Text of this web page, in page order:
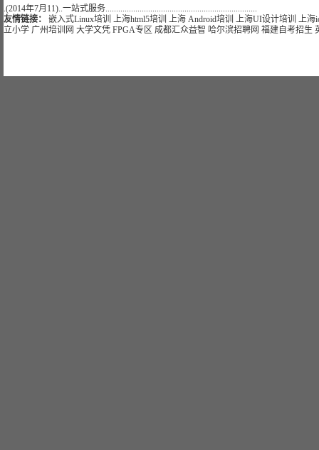
.(2014年7月11)..一站式服务.......................................................................
友情链接：
嵌入式Linux培训 上海html5培训 上海 Android培训 上海UI设计培训 上海
立小学 广州培训网 大学文凭 FPGA专区 成都汇众益智 哈尔滨招聘网 福建自考招生